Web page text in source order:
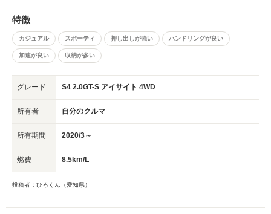
特徴
カジュアル スポーティ 押し出しが強い ハンドリングが良い
加速が良い 収納が多い
グレード S4 2.0GT-S アイサイト 4WD
所有者 自分のクルマ
所有期間 2020/3～
燃費 8.5km/L
投稿者：ひろくん（愛知県）